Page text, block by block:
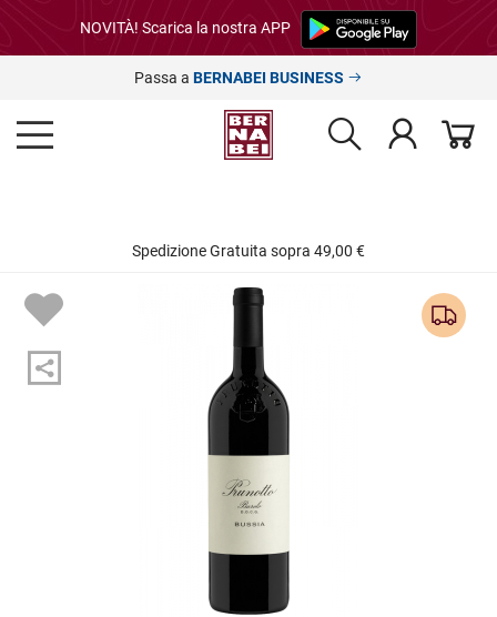
NOVITÀ! Scarica la nostra APP
Passa a BERNABEI BUSINESS
Spedizione Gratuita sopra 49,00 €